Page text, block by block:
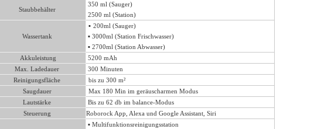
Staubbehälter
350 ml (Sauger)
2500 ml (Station)
Wassertank
▪ 200ml (Sauger)
▪ 3000ml (Station Frischwasser)
▪ 2700ml (Station Abwasser)
Akkuleistung
5200 mAh
Max. Ladedauer
300 Minuten
Reinigungsfläche
bis zu 300 m²
Saugdauer
Max 180 Min im geräuscharmen Modus
Lautstärke
Bis zu 62 db im balance-Modus
Steuerung
Roborock App, Alexa und Google Assistant, Siri
▪ Multifunktionsreinigungsstation